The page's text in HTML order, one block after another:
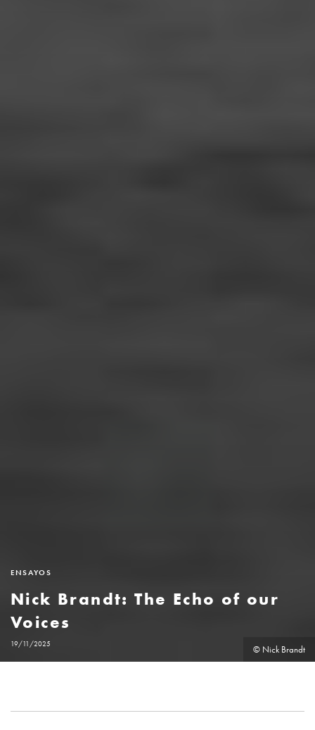
ENSAYOS
Nick Brandt: The Echo of our
Voices
19/11/2025 © Nick Brandt